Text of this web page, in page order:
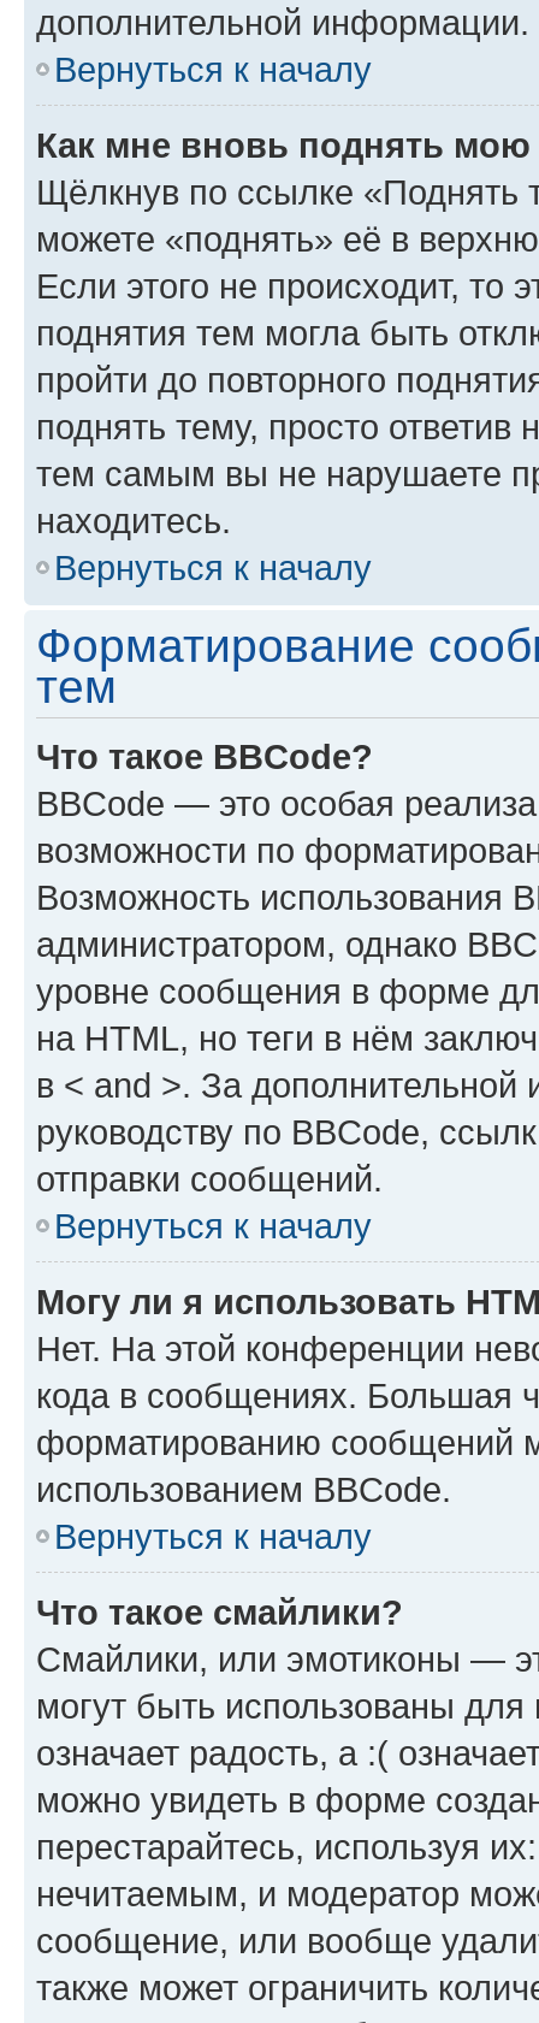
дополнительной информации.
Вернуться к началу
Как мне вновь поднять мою
Щёлкнув по ссылке «Поднять
можете «поднять» её в
Если этого не происходит, то
поднятия тем могла быть
пройти до повторного
поднять тему, просто ответив
тем самым вы не нарушаете
находитесь.
Вернуться к началу
Форматирование
тем
Что такое BBCode?
BBCode — это особая
возможности по
Возможность использования
администратором, однако
уровне сообщения в форме
на HTML, но теги в нём
в < and >. За
руководству по BBCode,
отправки сообщений.
Вернуться к началу
Могу ли я использовать
Нет. На этой конференции
кода в сообщениях. Большая
форматированию сообщений
использованием BBCode.
Вернуться к началу
Что такое смайлики?
Смайлики, или эмотиконы —
могут быть использованы
означает радость, а :(
можно увидеть в форме
перестарайтесь, используя
нечитаемым, и модератор
сообщение, или вообще
также может ограничить